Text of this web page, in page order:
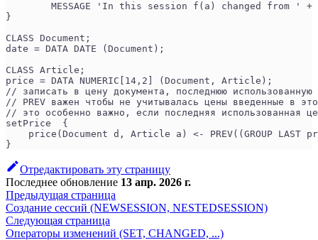
MESSAGE 'In this session f(a) changed from ' +
}
CLASS Document;
date = DATA DATE (Document);
CLASS Article;
price = DATA NUMERIC[14,2] (Document, Article);
// записать в цену документа, последнюю
// PREV важен чтобы не учитывалась цены введенные в
// это особенно важно, если последняя использованная
setPrice  {
price(Document d, Article a) <- PREV((GROUP LAST
}
Отредактировать эту страницу
Последнее обновление 13 апр. 2026 г.
Предыдущая страница
Создание сессий (NEWSESSION, NESTEDSESSION)
Следующая страница
Операторы изменений (SET, CHANGED, ...)